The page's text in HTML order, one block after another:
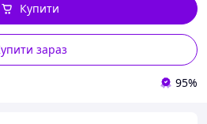
зараз
Купити
95%